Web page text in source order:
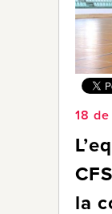
18
la